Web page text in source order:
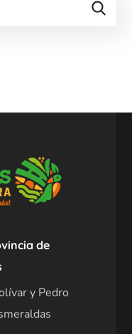
de
y Pedro